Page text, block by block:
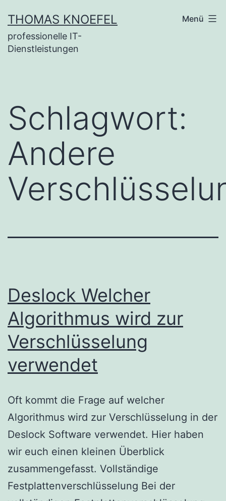
Inhalt
springen
THOMAS KNOEFEL
professionelle IT-
Dienstleistungen
Menü
Schlagwort:
Andere
Deslock Welcher
Algorithmus wird zur
Verschlüsselung
verwendet
Oft kommt die Frage auf welcher
Algorithmus wird zur Verschlüsselung in der
Deslock Software verwendet. Hier haben
wir euch einen kleinen Überblick
zusammengefasst. Vollständige
Festplattenverschlüsselung Bei der